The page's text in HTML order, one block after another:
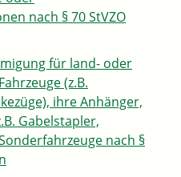
nach § 70 StVZO
für land- oder
(z.B.
ihre Anhänger,
Gabelstapler,
nach §